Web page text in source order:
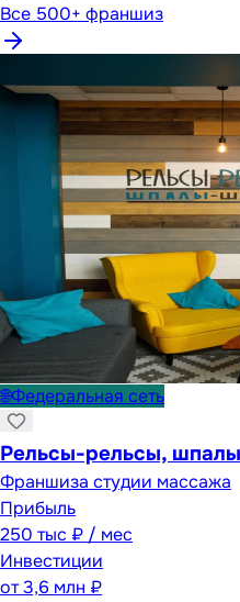
Все 500+ франшиз
🌐Федеральная сеть
Рельсы-рельсы,
Франшиза студии массажа
Прибыль
250 тыс ₽ / мес
Инвестиции
от3,6 млн ₽